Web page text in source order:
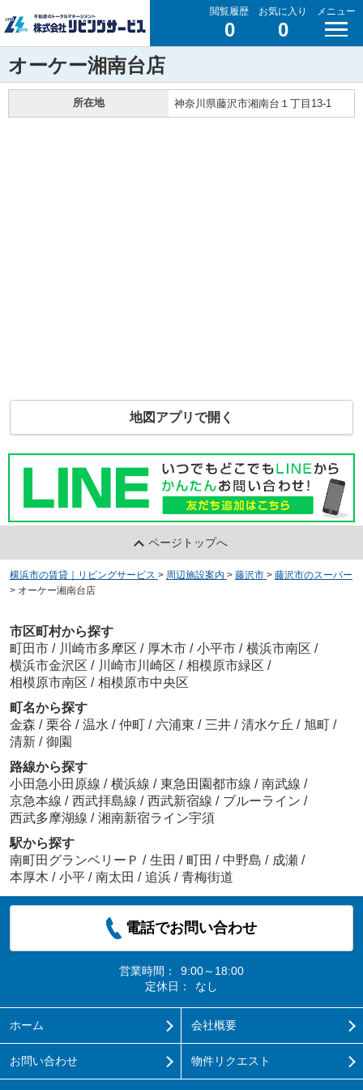
閲覧履歴
0
お気に入り
0
メニュー
オーケー湘南台店
所在地 神奈川県藤沢市湘南台１丁目13-1
地図アプリで開く
ページトップへ
横浜市の賃貸｜リビングサービス > 周辺施設案内 > 藤沢市 > 藤沢市のスーパー
> オーケー湘南台店
市区町村から探す
町田市 / 川崎市多摩区 / 厚木市 / 小平市 / 横浜市南区 /
横浜市金沢区 / 川崎市川崎区 / 相模原市緑区 /
相模原市南区 / 相模原市中央区
町名から探す
金森 / 栗谷 / 温水 / 仲町 / 六浦東 / 三井 / 清水ケ丘 / 旭町 /
清新 / 御園
路線から探す
小田急小田原線 / 横浜線 / 東急田園都市線 / 南武線 /
京急本線 / 西武拝島線 / 西武新宿線 / ブルーライン /
西武多摩湖線 / 湘南新宿ライン宇須
駅から探す
南町田グランベリーＰ / 生田 / 町田 / 中野島 / 成瀬 /
本厚木 / 小平 / 南太田 / 追浜 / 青梅街道
電話でお問い合わせ
営業時間：
9:00～18:00
定休日：
なし
ホーム 会社概要
お問い合わせ 物件リクエスト